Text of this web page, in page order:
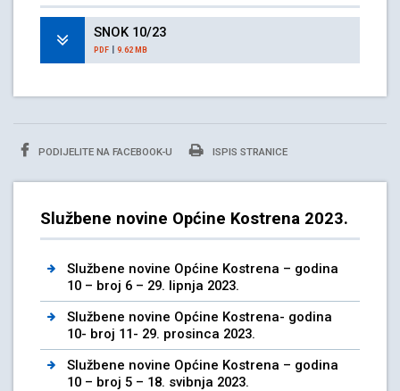
SNOK 10/23
PDF | 9.62 MB
PODIJELITE NA FACEBOOK-U ISPIS STRANICE
Službene novine Općine Kostrena 2023.
Službene novine Općine Kostrena – godina
10 – broj 6 – 29. lipnja 2023.
Službene novine Općine Kostrena- godina
10- broj 11- 29. prosinca 2023.
Službene novine Općine Kostrena – godina
10 – broj 5 – 18. svibnja 2023.